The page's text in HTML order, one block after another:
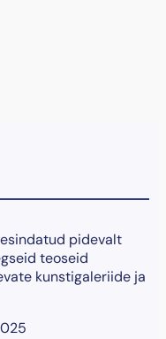
pidevalt
teoseid
kunstigaleriide ja